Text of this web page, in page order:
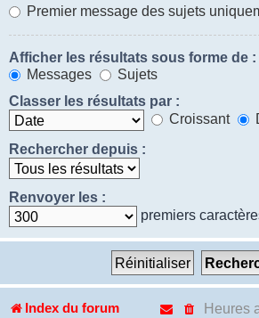
Premier message des sujets
Afficher les résultats sous forme de :
Messages
Sujets
Classer les résultats par :
Croissant
Rechercher depuis :
Renvoyer les :
premiers
Index du forum Heures